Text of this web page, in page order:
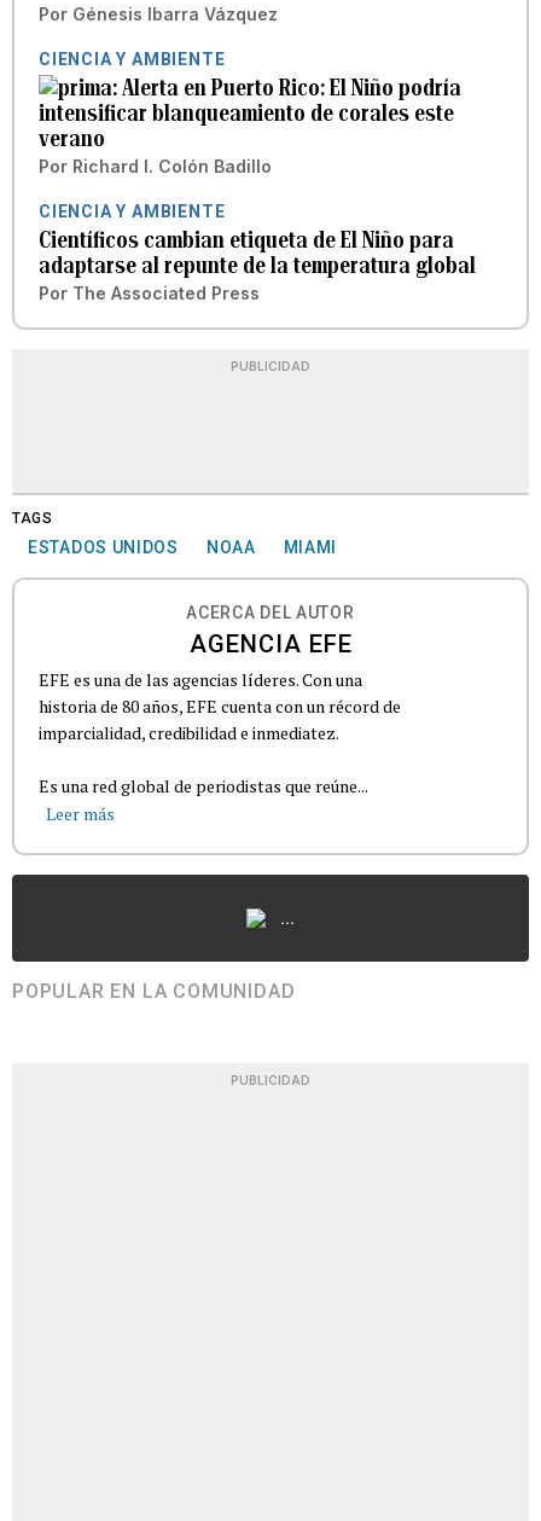
Por Génesis Ibarra Vázquez
CIENCIA Y AMBIENTE
Alerta en Puerto Rico: El Niño podría
intensificar blanqueamiento de corales este
verano
Por Richard I. Colón Badillo
CIENCIA Y AMBIENTE
Científicos cambian etiqueta de El Niño para
adaptarse al repunte de la temperatura global
Por The Associated Press
PUBLICIDAD
TAGS
ESTADOS UNIDOS NOAA MIAMI
ACERCA DEL AUTOR
AGENCIA EFE
EFE es una de las agencias líderes. Con una
historia de 80 años, EFE cuenta con un récord de
imparcialidad, credibilidad e inmediatez.
Es una red global de periodistas que reúne...
Leer más
...
POPULAR EN LA COMUNIDAD
PUBLICIDAD